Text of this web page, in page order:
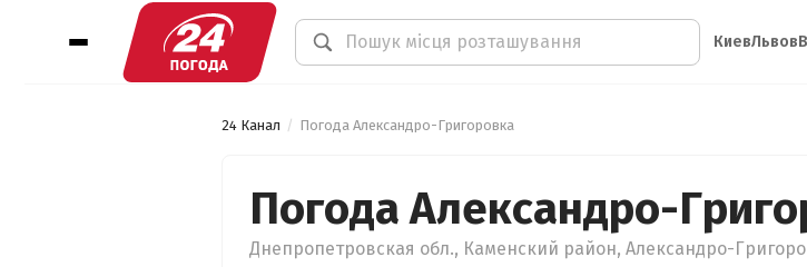
КиевЛьвов
24 Канал Погода Александро-Григоровка
Погода Александро-
Днепропетровская обл., Каменский район, Александро-